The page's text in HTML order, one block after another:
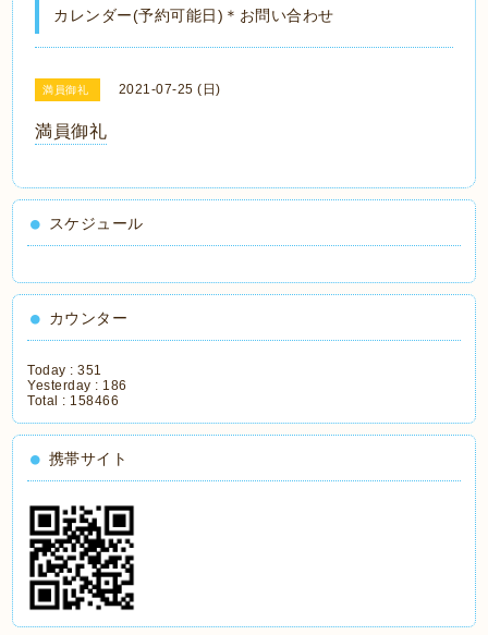
カレンダー(予約可能日)＊お問い合わせ
満員御礼 2021-07-25 (日)
満員御礼
スケジュール
カウンター
Today :351
Yesterday : 186
Total : 158466
携帯サイト